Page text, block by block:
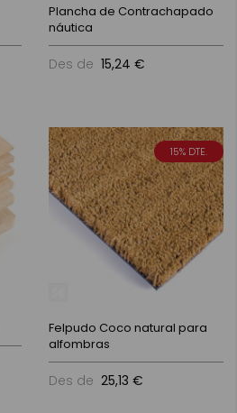
Plancha de Contrachapado
náutica
Des de 15,24 €
15% DTE.
Felpudo Coco natural para
alfombras
Des de 25,13 €